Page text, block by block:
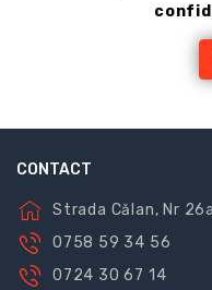
CONTACT
Strada Călan, Nr
0758 59 34 56
0724 30 67 14